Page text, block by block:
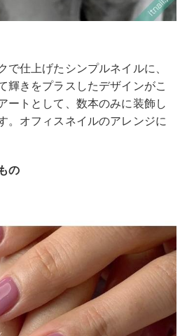
で仕上げたシンプルネイルに、
輝きをプラスしたデザインがこ
ートとして、数本のみに装飾し
。オフィスネイルのアレンジに
の